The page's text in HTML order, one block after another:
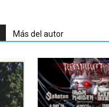
Más del autor